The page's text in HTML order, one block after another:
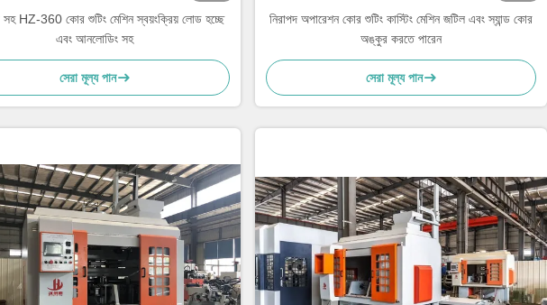
সহ HZ-360 কোর শুটিং মেশিন স্বয়ংক্রিয় লোড হচ্ছে
এবং আনলোডিং সহ
সেরা মূল্য পান
নিরাপদ অপারেশন কোর শুটিং কাস্টিং মেশিন জটিল এবং স্যান্ড কোর
অঙ্কুর করতে পারেন
সেরা মূল্য পান